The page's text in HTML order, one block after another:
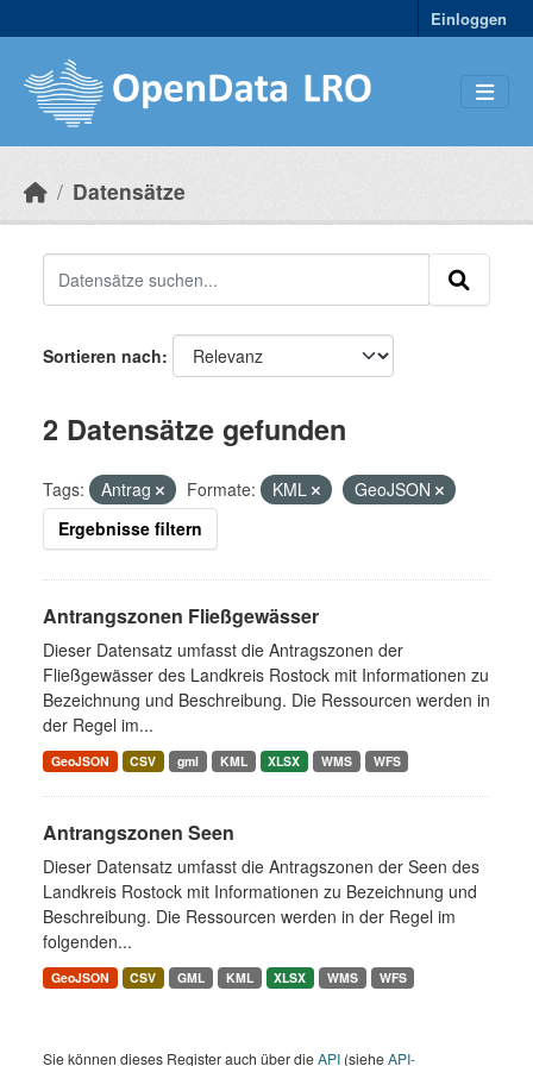
Einloggen
Datensätze
Sortieren nach
2 Datensätze gefunden
Tags: Antrag Formate: KML
GeoJSON
Ergebnisse filtern
Antrangszonen Fließgewässer
Dieser Datensatz umfasst die Antragszonen der
Fließgewässer des Landkreis Rostock mit Informationen zu
Bezeichnung und Beschreibung. Die Ressourcen werden in
der Regel im...
GeoJSON CSV gml KML XLSX WMS WFS
Antrangszonen Seen
Dieser Datensatz umfasst die Antragszonen der Seen des
Landkreis Rostock mit Informationen zu Bezeichnung und
Beschreibung. Die Ressourcen werden in der Regel im
folgenden...
GeoJSON CSV GML KML XLSX WMS WFS
Sie können dieses Register auch über dieAPI (sieheAPI-